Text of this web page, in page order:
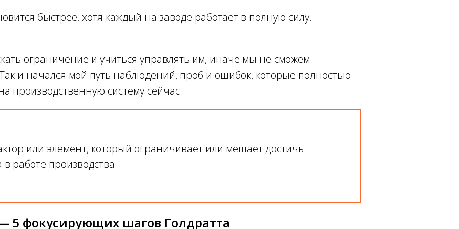
быстрее, хотя каждый на заводе работает в полную силу.
ограничение и учиться управлять им, иначе мы не сможем
и начался мой путь наблюдений, проб и ошибок, которые полностью
производственную систему сейчас.
или элемент, который ограничивает или мешает достичь
работе производства.
5 фокусирующих шагов Голдратта